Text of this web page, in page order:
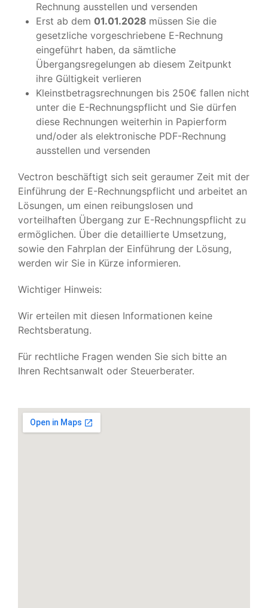
Rechnung ausstellen und versenden
Erst ab dem 01.01.2028 müssen Sie die
gesetzliche vorgeschriebene E-Rechnung
eingeführt haben, da sämtliche
Übergangsregelungen ab diesem Zeitpunkt
ihre Gültigkeit verlieren
Kleinstbetragsrechnungen bis 250€ fallen nicht
unter die E-Rechnungspflicht und Sie dürfen
diese Rechnungen weiterhin in Papierform
und/oder als elektronische PDF-Rechnung
ausstellen und versenden
Vectron beschäftigt sich seit geraumer Zeit mit der
Einführung der E-Rechnungspflicht und arbeitet an
Lösungen, um einen reibungslosen und
vorteilhaften Übergang zur E-Rechnungspflicht zu
ermöglichen. Über die detaillierte Umsetzung,
sowie den Fahrplan der Einführung der Lösung,
werden wir Sie in Kürze informieren.
Wichtiger Hinweis:
Wir erteilen mit diesen Informationen keine
Rechtsberatung.
Für rechtliche Fragen wenden Sie sich bitte an
Ihren Rechtsanwalt oder Steuerberater.